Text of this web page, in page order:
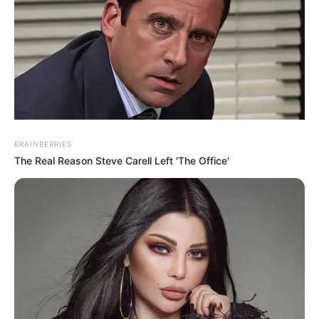
Todesopfer auf fast 142.000 stieg. Die Vereinigten
Staaten sind sowohl von den Infektions- als auch den
Totenzahlen her das mit Abstand am stärksten von der
Pandemie betroffene Land der Welt.
by Von Francesco FONTEMAGGI
BRAINBERRIES
The Real Reason Steve Carell Left 'The Office'